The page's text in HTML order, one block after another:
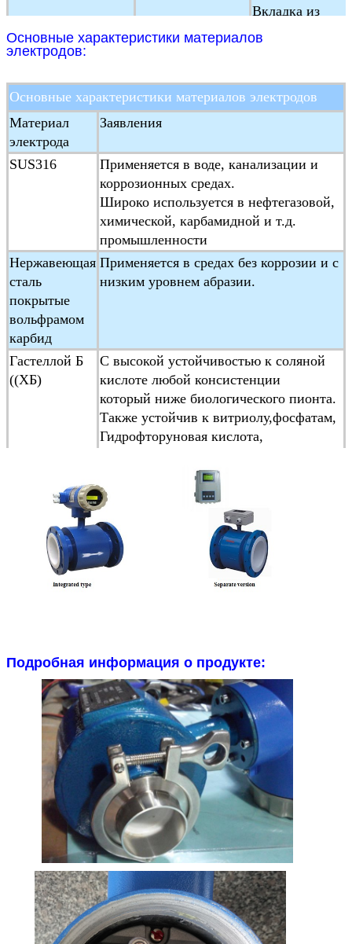
Вкладка из
окружающей среды
Влажность
окружающей среды
5 ~ 100% RH ((относительная
Средняя
электропроводность
≥ 20μs/cm
1500:1скорость потока < 15 м/с
Тип конструкции
Интегральный тип,
подводный тип, экс-прочный тип
Класс защиты
IP65,IP68 (необязательно)
Отметка "Ex-proof"
Стандарт
продукции
Основные характеристики материалов
электродов:
Основные характеристики материалов электродов
Материал
электрода
Заявления
SUS316
Применяется в воде, канализации и
коррозионных средах.
Широко используется в нефтегазовой,
химической, карбамидной и т.д.
промышленности
Нержавеющая
сталь
покрытые
вольфрамом
карбид
Применяется в средах без коррозии и с
низким уровнем абразии.
Гастеллой Б
((ХБ)
С высокой устойчивостью к соляной
кислоте любой консистенции
который ниже биологического пионта.
Также устойчив к витриолу,фосфатам,
Гидрофторуновая кислота,
являются окислимой кислотой,
щелочью и неокислимой солью.
Гастеллой C
Устойчивы к окислительной кислоте,
такой как азотная кислота, смешанная
кислота
а также окислимые соли, такие как
Fe+++, Cu++aSt и морская вода
(включая испаряющуюся азотную
кислоту), органическую кислоту,
щелочи и т.д.
Не устойчивы к чистой редуцирующей
кислоте (например, серной кислоте,
соляной кислоте)
кислотная коррозия.
Но если кислота содержит
антиоксиданты, это значительно
уменьшит коррозию.
Тантал
имеющие сильную устойчивость к
коррозионным средам, аналогичную
стеклу
Практически применимо ко всем
химическим средам.
Подробная информация о продукте: